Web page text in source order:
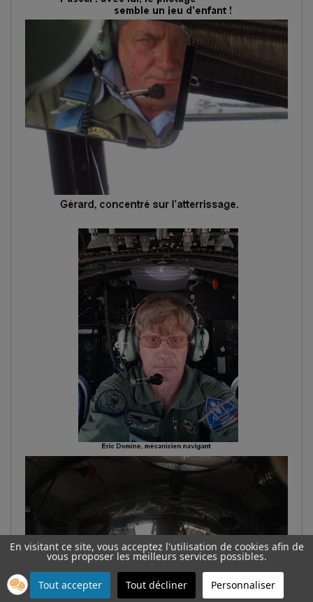
En visitant ce site, vous acceptez l'utilisation de cookies afin de
vous proposer les meilleurs services possibles.
Tout accepter Tout décliner Personnaliser